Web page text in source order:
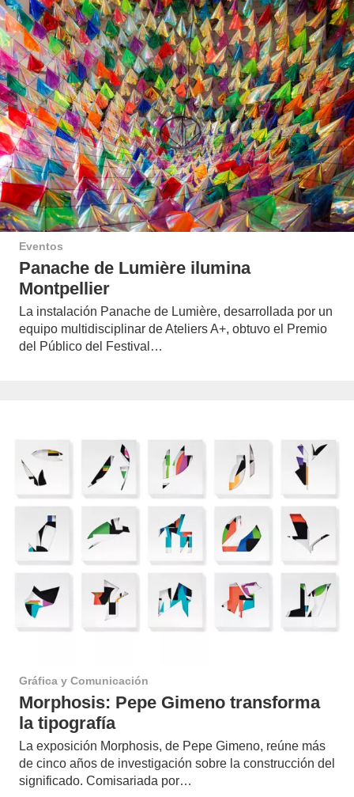
Eventos
Panache de Lumière ilumina
Montpellier
La instalación Panache de Lumière, desarrollada por un
equipo multidisciplinar de Ateliers A+, obtuvo el Premio
del Público del Festival…
Gráfica y Comunicación
Morphosis: Pepe Gimeno transforma
la tipografía
La exposición Morphosis, de Pepe Gimeno, reúne más
de cinco años de investigación sobre la construcción del
significado. Comisariada por…